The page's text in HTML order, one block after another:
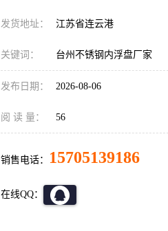
发货地址： 江苏省连云港
关键词： 台州不锈钢内浮盘厂家
发布日期： 2026-08-06
阅 读 量： 56
销售电话： 15705139186
在线QQ：